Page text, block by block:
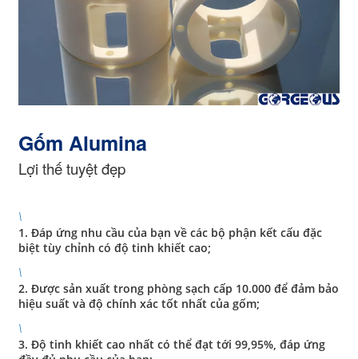
Gốm Alumina
Lợi thế tuyệt đẹp
\
1. Đáp ứng nhu cầu của bạn về các bộ phận kết cấu đặc
biệt tùy chỉnh có độ tinh khiết cao;
\
2. Được sản xuất trong phòng sạch cấp 10.000 để đảm bảo
hiệu suất và độ chính xác tốt nhất của gốm;
\
3. Độ tinh khiết cao nhất có thể đạt tới 99,95%, đáp ứng